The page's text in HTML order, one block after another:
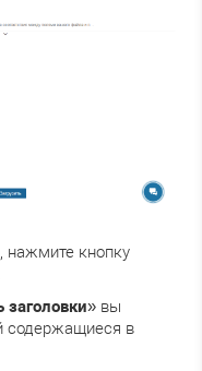
нажмите кнопку
заголовки» вы
содержащиеся в